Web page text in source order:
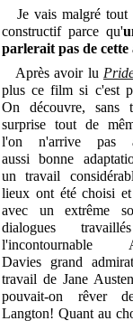
Je vais malgré tout
constructif parce qu'
parlerait pas de
Après avoir lu
plus ce film si c'est
On découvre, sans
surprise tout de
l'on n'arrive pas
aussi bonne
un travail
lieux ont été choisi et
avec un extrême
dialogues
l'incontournable
Davies grand
travail de Jane
pouvait-on rêver
Langton! Quant au